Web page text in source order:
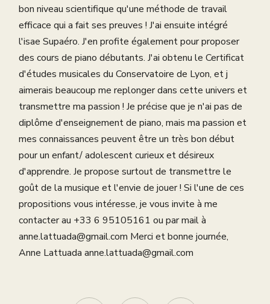
bon niveau scientifique qu'une méthode de travail
efficace qui a fait ses preuves ! J'ai ensuite intégré
l'isae Supaéro. J'en profite également pour proposer
des cours de piano débutants. J'ai obtenu le Certificat
d'études musicales du Conservatoire de Lyon, et j
aimerais beaucoup me replonger dans cette univers et
transmettre ma passion ! Je précise que je n'ai pas de
diplôme d'enseignement de piano, mais ma passion et
mes connaissances peuvent être un très bon début
pour un enfant/ adolescent curieux et désireux
d'apprendre. Je propose surtout de transmettre le
goût de la musique et l'envie de jouer ! Si l'une de ces
propositions vous intéresse, je vous invite à me
contacter au +33 6 95105161 ou par mail à
anne.lattuada@gmail.com Merci et bonne journée,
Anne Lattuada anne.lattuada@gmail.com